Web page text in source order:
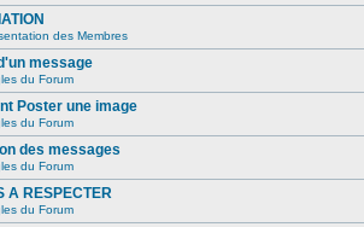
des Membres
message
du Forum
Poster une image
du Forum
des messages
du Forum
A RESPECTER
du Forum